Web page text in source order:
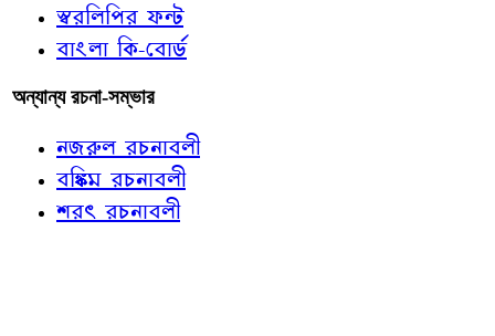
স্বরলিপির ফন্ট
বাংলা কি-বোর্ড
অন্যান্য রচনা-সম্ভার
নজরুল রচনাবলী
বঙ্কিম রচনাবলী
শরৎ রচনাবলী